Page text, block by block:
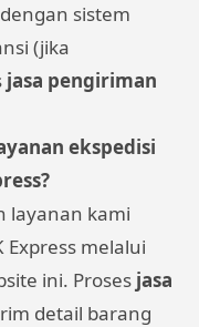
sistem
(jika
jasa pengiriman
ekspedisi
layanan kami
melalui
ini. Proses jasa
detail barang